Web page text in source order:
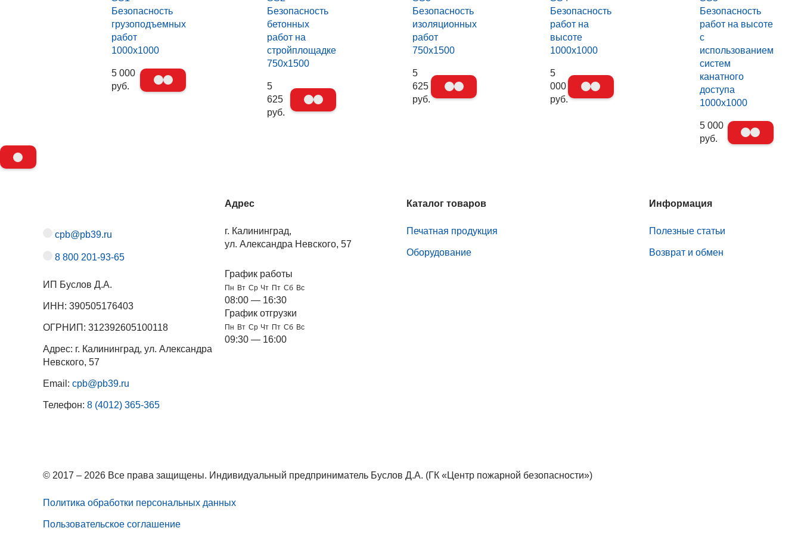
Безопасность
грузоподъемных
работ
1000х1000
5 000
руб.
Безопасность
бетонных
работ на
стройплощадке
750х1500
5
625
руб.
Безопасность
изоляционных
работ
750х1500
5
625
руб.
Безопасность
работ на
высоте
1000х1000
5
000
руб.
Безопасность
работ на высоте
с
использованием
систем
канатного
доступа
1000х1000
5 000
руб.
cpb@pb39.ru
8 800 201-93-65
ИП Буслов Д.А.
ИНН: 390505176403
ОГРНИП: 312392605100118
Адрес: г. Калининград, ул. Александра
Невского, 57
Email: cpb@pb39.ru
Телефон: 8 (4012) 365-365
Адрес
г. Калининград,
ул. Александра Невского, 57
График работы
Пн Вт Ср Чт Пт Сб Вс
08:00 — 16:30
График отгрузки
Пн Вт Ср Чт Пт Сб Вс
09:30 — 16:00
Каталог товаров
Печатная продукция
Оборудование
Информация
Полезные статьи
Возврат и обмен
© 2017 – 2026 Все права защищены. Индивидуальный предприниматель Буслов Д.А. (ГК «Центр пожарной безопасности»)
Политика обработки персональных данных
Пользовательское соглашение